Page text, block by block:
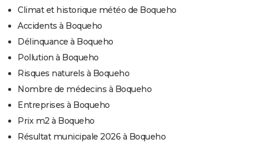
Climat et historique météo de Boqueho
Accidents à Boqueho
Délinquance à Boqueho
Pollution à Boqueho
Risques naturels à Boqueho
Nombre de médecins à Boqueho
Entreprises à Boqueho
Prix m2 à Boqueho
Résultat municipale 2026 à Boqueho